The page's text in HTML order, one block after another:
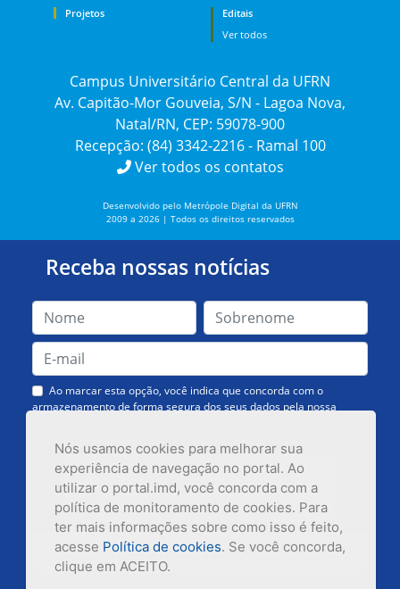
Nós usamos cookies para melhorar sua
experiência de navegação no portal. Ao
utilizar o portal.imd, você concorda com a
política de monitoramento de cookies. Para
ter mais informações sobre como isso é feito,
acesse Política de cookies. Se você concorda,
clique em ACEITO.
Projetos
Editais
Ver todos
Campus Universitário Central da UFRN
Av. Capitão-Mor Gouveia, S/N - Lagoa Nova,
Natal/RN, CEP: 59078-900
Recepção: (84) 3342-2216 - Ramal 100
Ver todos os contatos
Desenvolvido pelo Metrópole Digital da UFRN
2009 a 2026 | Todos os direitos reservados
Receba nossas notícias
Ao marcar esta opção, você indica que concorda com o
armazenamento de forma segura dos seus dados pela nossa
Inscrever-se